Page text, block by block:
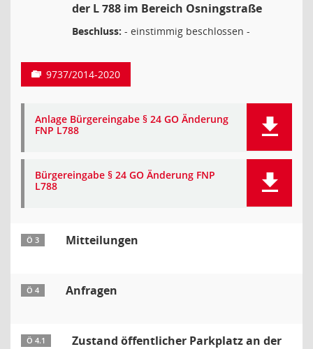
der L 788 im Bereich Osningstraße
Beschluss: - einstimmig beschlossen -
9737/2014-2020
Anlage Bürgereingabe § 24 GO Änderung
FNP L788
Bürgereingabe § 24 GO Änderung FNP
L788
Ö 3 Mitteilungen
Ö 4 Anfragen
Ö 4.1
Zustand öffentlicher Parkplatz an der